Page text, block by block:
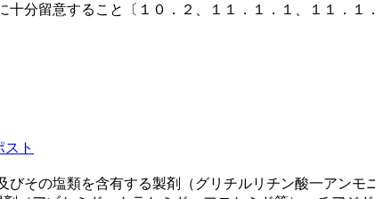
分留意すること〔１０．２、１１．１．１、１１．１
その塩類を含有する製剤（グリチルリチン酸一アンモ
スト